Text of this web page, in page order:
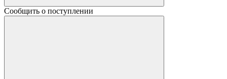
Сообщить о поступлении